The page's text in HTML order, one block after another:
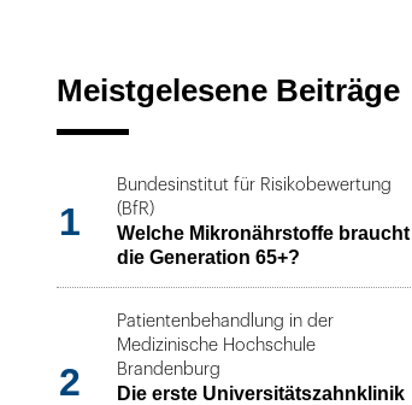
Meistgelesene Beiträge
1
Bundesinstitut für Risikobewertung
(BfR)
Welche Mikronährstoffe braucht
die Generation 65+?
2
Patientenbehandlung in der
Medizinische Hochschule
Brandenburg
Die erste Universitätszahnklinik